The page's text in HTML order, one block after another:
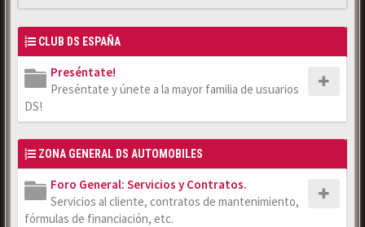
CLUB DS ESPAÑA
Preséntate!
Preséntate y únete a la mayor familia de usuarios
DS!
ZONA GENERAL DS AUTOMOBILES
Foro General: Servicios y Contratos.
Servicios al cliente, contratos de mantenimiento,
fórmulas de financiación, etc.